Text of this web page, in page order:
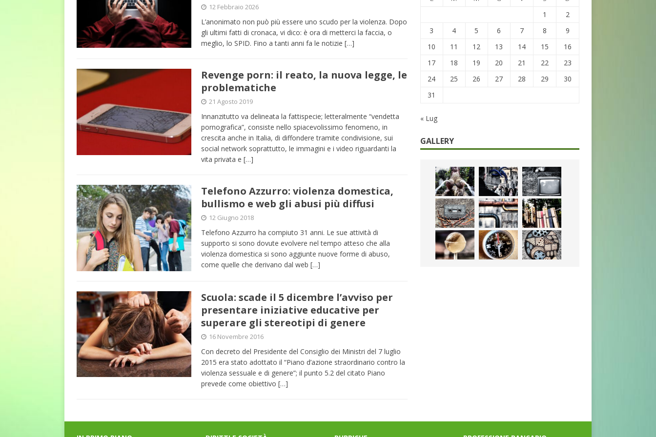
euro riguarda, non solo i premi in denaro, ma anche i benefit aziendali
[ 6 Agosto 2026 ]
Estate e caregiver: la sfida quotidiana dell’assistenza tra ferie e rinunce
DIRITTI E SOCIETÀ
12 Febbraio 2026
L’anonimato non può più essere uno scudo per la violenza. Dopo
gli ultimi fatti di cronaca, vi dico: è ora di metterci la faccia, o
meglio, lo SPID. Fino a tanti anni fa le notizie […]
Revenge porn: il reato, la nuova legge, le
problematiche
21 Agosto 2019
Innanzitutto va delineata la fattispecie; letteralmente “vendetta
pornografica”, consiste nello spiacevolissimo fenomeno, in
crescita anche in Italia, di diffondere tramite condivisione, sui
social network soprattutto, le immagini e i video riguardanti la
vita privata e […]
Telefono Azzurro: violenza domestica,
bullismo e web gli abusi più diffusi
12 Giugno 2018
Telefono Azzurro ha compiuto 31 anni. Le sue attività di
supporto si sono dovute evolvere nel tempo atteso che alla
violenza domestica si sono aggiunte nuove forme di abuso,
come quelle che derivano dal web […]
Scuola: scade il 5 dicembre l’avviso per
presentare iniziative educative per
superare gli stereotipi di genere
16 Novembre 2016
Con decreto del Presidente del Consiglio dei Ministri del 7 luglio
2015 era stato adottato il “Piano d’azione straordinario contro la
violenza sessuale e di genere”; il punto 5.2 del citato Piano
prevede come obiettivo […]
1
2
3
4 5 6 7 8
9
10
11 12 13 14 15
16
17
18 19 20 21 22
23
24
25 26 27 28 29
30
31
« Lug
GALLERY